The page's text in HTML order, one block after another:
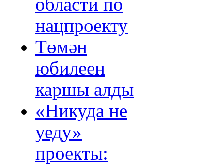
области по
нацпроекту
Төмән
юбилеен
каршы алды
«Никуда не
уеду»
проекты: